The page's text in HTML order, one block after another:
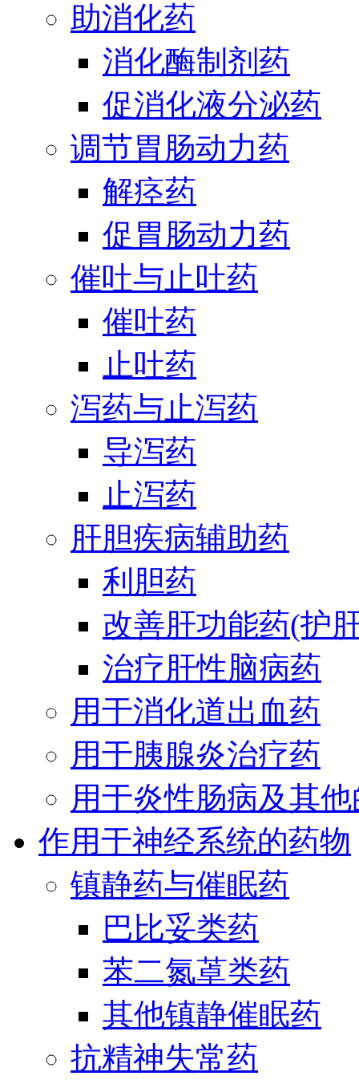
助消化药
消化酶制剂药
促消化液分泌药
调节胃肠动力药
解痉药
促胃肠动力药
催吐与止吐药
催吐药
止吐药
泻药与止泻药
导泻药
止泻药
肝胆疾病辅助药
利胆药
改善肝功能药(护
治疗肝性脑病药
用于消化道出血药
用于胰腺炎治疗药
用于炎性肠病及其
作用于神经系统的药物
镇静药与催眠药
巴比妥类药
苯二氮䓬类药
其他镇静催眠药
抗精神失常药